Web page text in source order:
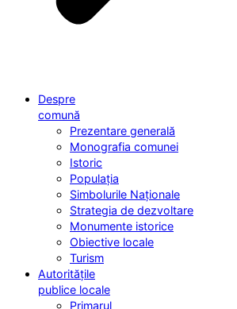
Despre
comună
Prezentare generală
Monografia comunei
Istoric
Populația
Simbolurile Naționale
Strategia de dezvoltare
Monumente istorice
Obiective locale
Turism
Autoritățile
publice locale
Primarul